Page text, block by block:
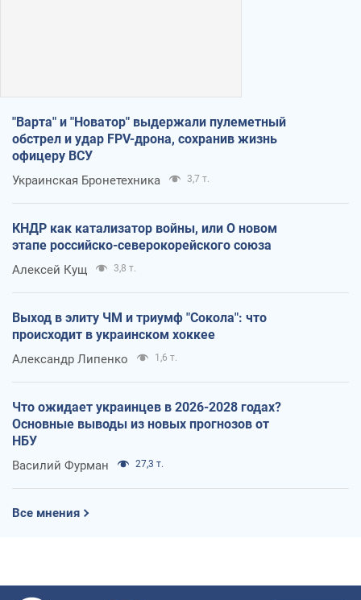
"Варта" и "Новатор" выдержали пулеметный
обстрел и удар FPV-дрона, сохранив жизнь
офицеру ВСУ
Украинская Бронетехника 3,7 т.
КНДР как катализатор войны, или О новом
этапе российско-северокорейского союза
Алексей Кущ 3,8 т.
Выход в элиту ЧМ и триумф "Сокола": что
происходит в украинском хоккее
Александр Липенко 1,6 т.
Что ожидает украинцев в 2026-2028 годах?
Основные выводы из новых прогнозов от
НБУ
Василий Фурман 27,3 т.
Все мнения